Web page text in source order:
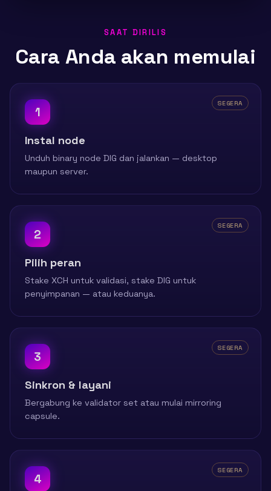
SAAT DIRILIS
Cara Anda akan memulai
SEGERA
1
Instal node
Unduh binary node DIG dan jalankan — desktop
maupun server.
SEGERA
2
Pilih peran
Stake XCH untuk validasi, stake DIG untuk
penyimpanan — atau keduanya.
SEGERA
3
Sinkron & layani
Bergabung ke validator set atau mulai mirroring
capsule.
SEGERA
4